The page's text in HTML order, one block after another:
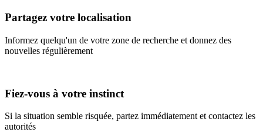
Partagez votre localisation
Informez quelqu'un de votre zone de recherche et donnez des
nouvelles régulièrement
Fiez-vous à votre instinct
Si la situation semble risquée, partez immédiatement et contactez les
autorités